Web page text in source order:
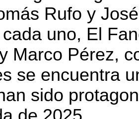
Rufo y
uno, El
Marco Pérez,
se encuentra
sido